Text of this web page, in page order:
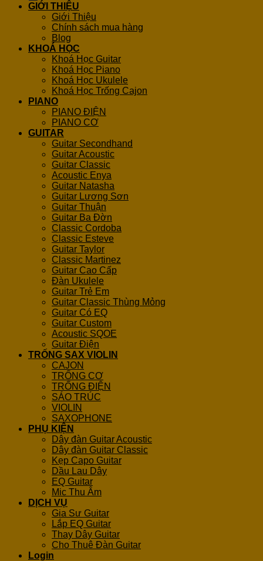
GIỚI THIỆU
Giới Thiệu
Chính sách mua hàng
Blog
KHOÁ HỌC
Khoá Học Guitar
Khoá Học Piano
Khoá Học Ukulele
Khoá Học Trống Cajon
PIANO
PIANO ĐIỆN
PIANO CƠ
GUITAR
Guitar Secondhand
Guitar Acoustic
Guitar Classic
Acoustic Enya
Guitar Natasha
Guitar Lương Sơn
Guitar Thuận
Guitar Ba Đờn
Classic Cordoba
Classic Esteve
Guitar Taylor
Classic Martinez
Guitar Cao Cấp
Đàn Ukulele
Guitar Trẻ Em
Guitar Classic Thùng Mỏng
Guitar Có EQ
Guitar Custom
Acoustic SQOE
Guitar Điện
TRỐNG SAX VIOLIN
CAJON
TRỐNG CƠ
TRỐNG ĐIỆN
SÁO TRÚC
VIOLIN
SAXOPHONE
PHỤ KIỆN
Dây đàn Guitar Acoustic
Dây đàn Guitar Classic
Kẹp Capo Guitar
Dầu Lau Dây
EQ Guitar
Mic Thu Âm
DỊCH VỤ
Gia Sư Guitar
Lắp EQ Guitar
Thay Dây Guitar
Cho Thuê Đàn Guitar
Login